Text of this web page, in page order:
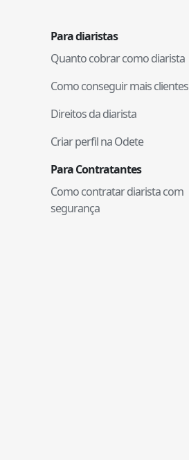
Para diaristas
Quanto cobrar como diarista
Como conseguir mais clientes
Direitos da diarista
Criar perfil na Odete
Para Contratantes
Como contratar diarista com
segurança